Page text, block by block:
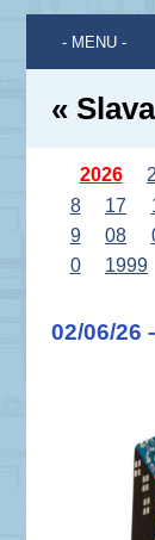
«
2026
8
17
9
08
0
1999
02/06/26